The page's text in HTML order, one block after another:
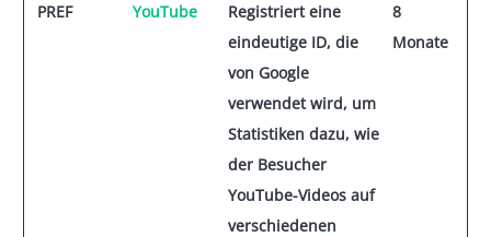
PREF
YouTube
Registriert eine
eindeutige ID, die
von Google
verwendet wird, um
Statistiken dazu, wie
der Besucher
YouTube-Videos auf
verschiedenen
8
Monate